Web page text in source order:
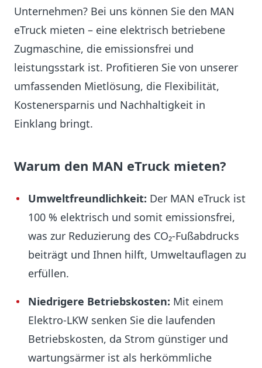
Unternehmen? Bei uns können Sie den MAN
eTruck mieten – eine elektrisch betriebene
Zugmaschine, die emissionsfrei und
leistungsstark ist. Profitieren Sie von unserer
umfassenden Mietlösung, die Flexibilität,
Kostenersparnis und Nachhaltigkeit in
Einklang bringt.
Warum den MAN eTruck mieten?
Umweltfreundlichkeit: Der MAN eTruck ist
100 % elektrisch und somit emissionsfrei,
was zur Reduzierung des CO₂-Fußabdrucks
beiträgt und Ihnen hilft, Umweltauflagen zu
erfüllen.
Niedrigere Betriebskosten: Mit einem
Elektro-LKW senken Sie die laufenden
Betriebskosten, da Strom günstiger und
wartungsärmer ist als herkömmliche